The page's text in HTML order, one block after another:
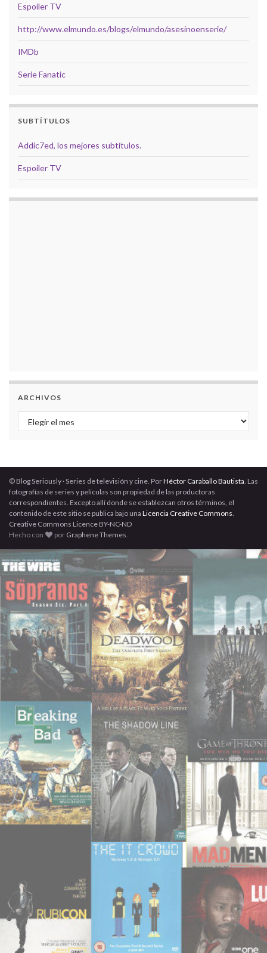
Espoiler TV
http://www.elmundo.es/blogs/elmundo/asesinoenserie/
IMDb
Serie Fanatic
SUBTÍTULOS
Addic7ed, los mejores subtítulos.
Espoiler TV
ARCHIVOS
Archivos
© Blog Seriously · Series de televisión y cine. PorHéctor Caraballo Bautista . Las
fotografías de series y películas son propiedad de las productoras
correspondientes. Excepto allí donde se establezcan otros términos, el
contenido de este sitio se publica bajo una Licencia Creative Commons
Creative Commons Licence BY-NC-ND
Hecho con
por Graphene Themes